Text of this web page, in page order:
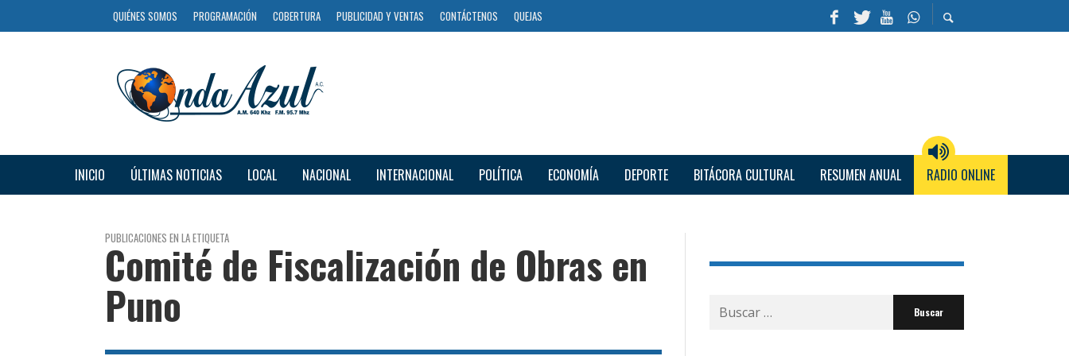
QUIÉNES SOMOS PROGRAMACIÓN COBERTURA PUBLICIDAD Y VENTAS CONTÁCTENOS QUEJAS
INICIO ÚLTIMAS NOTICIAS LOCAL NACIONAL INTERNACIONAL POLÍTICA ECONOMÍA DEPORTE BITÁCORA CULTURAL RESUMEN ANUAL RADIO ONLINE
PUBLICACIONES EN LA ETIQUETA
Comité de Fiscalización de Obras en
Puno
Buscar
por: